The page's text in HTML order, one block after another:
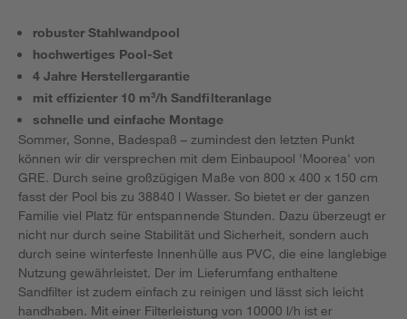
robuster Stahlwandpool
hochwertiges Pool-Set
4 Jahre Herstellergarantie
mit effizienter 10 m³/h Sandfilteranlage
schnelle und einfache Montage
Sommer, Sonne, Badespaß – zumindest den letzten Punkt
können wir dir versprechen mit dem Einbaupool 'Moorea' von
GRE. Durch seine großzügigen Maße von 800 x 400 x 150 cm
fasst der Pool bis zu 38840 l Wasser. So bietet er der ganzen
Familie viel Platz für entspannende Stunden. Dazu überzeugt er
nicht nur durch seine Stabilität und Sicherheit, sondern auch
durch seine winterfeste Innenhülle aus PVC, die eine langlebige
Nutzung gewährleistet. Der im Lieferumfang enthaltene
Sandfilter ist zudem einfach zu reinigen und lässt sich leicht
handhaben. Mit einer Filterleistung von 10000 l/h ist er